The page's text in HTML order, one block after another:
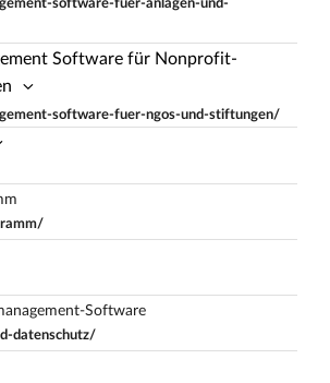
software-fuer-anlagen-und-
Software für Nonprofit-
software-fuer-ngos-und-stiftungen/
Software
datenschutz/